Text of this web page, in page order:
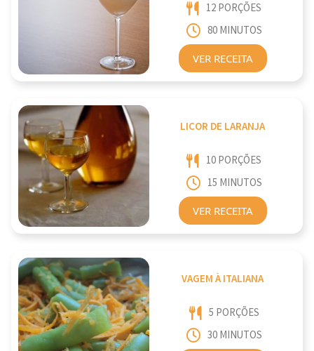
12 PORÇÕES
80 MINUTOS
VER RECEITA
LICOR DE LARANJA
10 PORÇÕES
15 MINUTOS
VER RECEITA
VAGEM À ITALIANA
5 PORÇÕES
30 MINUTOS